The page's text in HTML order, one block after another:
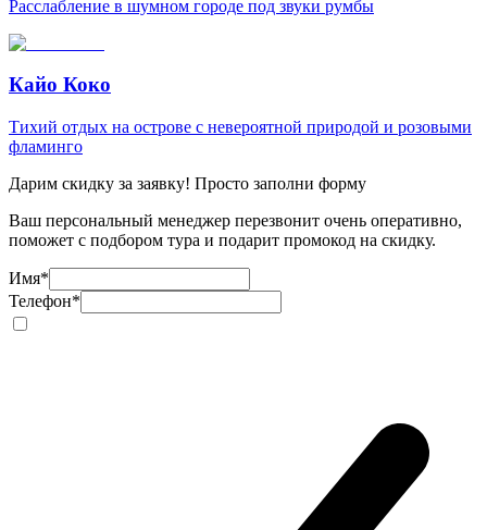
Расслабление в шумном городе под звуки румбы
Кайо Коко
Тихий отдых на острове с невероятной природой и розовыми
фламинго
Дарим скидку за заявку! Просто заполни форму
Ваш персональный менеджер перезвонит очень оперативно,
поможет с подбором тура и подарит промокод на скидку.
Имя*
Телефон*